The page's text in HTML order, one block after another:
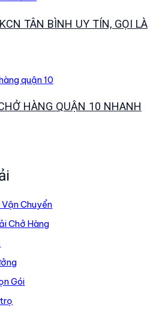
TÂN BÌNH UY TÍN, GỌI LÀ
HÀNG QUẬN 10 NHANH
Chuyển
Chở Hàng
Gói